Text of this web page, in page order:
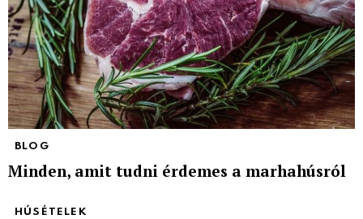
BLOG
Minden, amit tudni érdemes a marhahúsról
HÚSÉTELEK